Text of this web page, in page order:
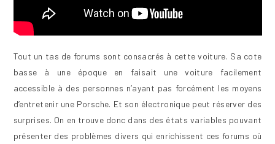
Tout un tas de forums sont consacrés à cette voiture. Sa cote
basse à une époque en faisait une voiture facilement
accessible à des personnes n’ayant pas forcément les moyens
d’entretenir une Porsche. Et son électronique peut réserver des
surprises. On en trouve donc dans des états variables pouvant
présenter des problèmes divers qui enrichissent ces forums où